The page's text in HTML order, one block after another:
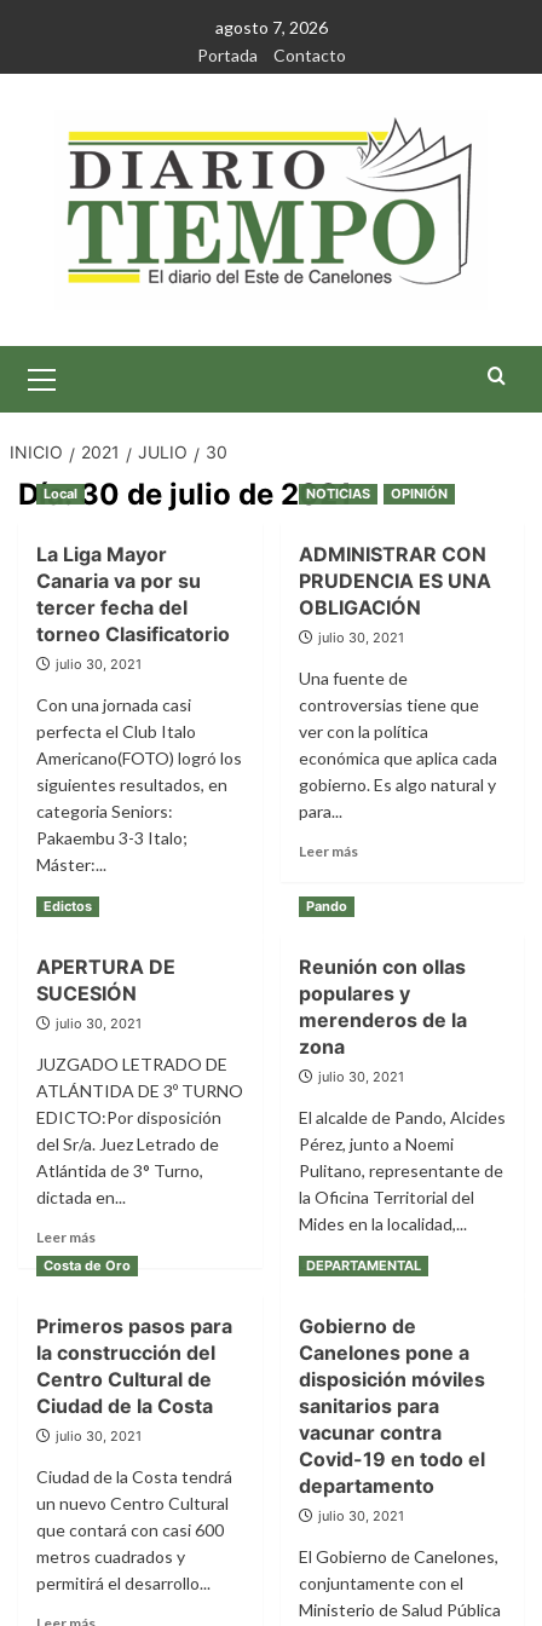
contenido
agosto 7, 2026
Portada
Contacto
primario
INICIO 2021 JULIO 30
Día:30 de julio de 2021
Local
La Liga Mayor
Canaria va por su
tercer fecha del
torneo Clasificatorio
julio 30, 2021
Con una jornada casi
perfecta el Club Italo
Americano(FOTO) logró los
siguientes resultados, en
categoria Seniors:
Pakaembu 3-3 Italo;
Máster:...
Leer másLeer
La
Liga
Mayor
va
por
su
fecha
del
torneo
NOTICIAS OPINIÓN
ADMINISTRAR CON
PRUDENCIA ES UNA
OBLIGACIÓN
julio 30, 2021
Una fuente de
controversias tiene que
ver con la política
económica que aplica cada
gobierno. Es algo natural y
para...
Leer másLeer
PRUDENCIA
ES
UNA
OBLIGACIÓN
Edictos
APERTURA DE
SUCESIÓN
julio 30, 2021
JUZGADO LETRADO DE
ATLÁNTIDA DE 3º TURNO
EDICTO:Por disposición
del Sr/a. Juez Letrado de
Atlántida de 3° Turno,
dictada en...
Leer más
más
sobre
DE
SUCESIÓN
Pando
Reunión con ollas
populares y
merenderos de la
zona
julio 30, 2021
El alcalde de Pando, Alcides
Pérez, junto a Noemi
Pulitano, representante de
la Oficina Territorial del
Mides en la localidad,...
Leer másLeer
Reunión
con
ollas
populares
merenderos
de
la
zona
Costa de Oro
Primeros pasos para
la construcción del
Centro Cultural de
Ciudad de la Costa
julio 30, 2021
Ciudad de la Costa tendrá
un nuevo Centro Cultural
que contará con casi 600
metros cuadrados y
permitirá el desarrollo...
DEPARTAMENTAL
Gobierno de
Canelones pone a
disposición móviles
sanitarios para
vacunar contra
Covid-19 en todo el
departamento
julio 30, 2021
El Gobierno de Canelones,
conjuntamente con el
Ministerio de Salud Pública